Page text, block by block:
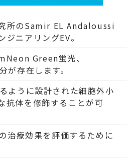
所のSamir EL Andaloussi
ジニアリングEV。
Green蛍光、
が存在します。
ように設計された細胞外小
抗体を修飾することが可
治療効果を評価するために